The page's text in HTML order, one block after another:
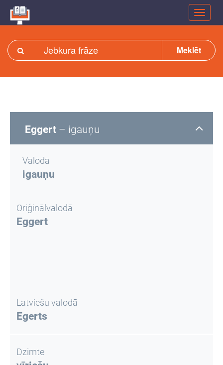
Meklēt
Eggert – igauņu
Valoda
igauņu
Oriģinālvalodā
Eggert
Latviešu valodā
Egerts
Dzimte